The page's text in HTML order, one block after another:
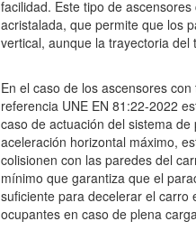
facilidad. Este tipo de
acristalada, que permite que los
vertical, aunque la trayectoria del
En el caso de los ascensores
referencia UNE EN 81:22-2022
caso de actuación del sistema
aceleración horizontal máximo,
colisionen con las paredes del
mínimo que garantiza que el
suficiente para decelerar el carro
ocupantes en caso de plena